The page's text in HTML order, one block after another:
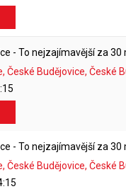
- To nejzajímavější za 30
České Budějovice, České
- To nejzajímavější za 30
České Budějovice, České